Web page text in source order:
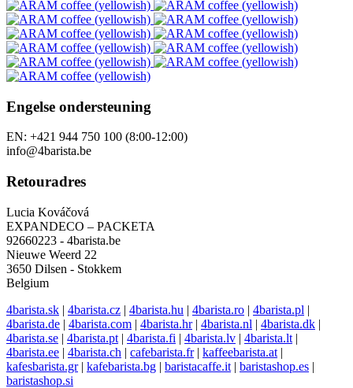
Engelse ondersteuning
EN: +421 944 750 100 (8:00-12:00)
info@4barista.be
Retouradres
Lucia Kováčová
EXPANDECO – PACKETA
92660223 - 4barista.be
Nieuwe Weerd 22
3650 Dilsen - Stokkem
Belgium
4barista.sk | 4barista.cz | 4barista.hu | 4barista.ro | 4barista.pl |
4barista.de | 4barista.com | 4barista.hr| 4barista.nl | 4barista.dk |
4barista.se | 4barista.pt | 4barista.fi | 4barista.lv | 4barista.lt |
4barista.ee | 4barista.ch | cafebarista.fr| kaffeebarista.at |
kafesbarista.gr| kafebarista.bg | baristacaffe.it | baristashop.es |
baristashop.si